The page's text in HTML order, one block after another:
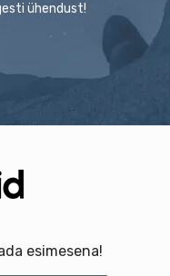
ühendust!
esimesena!